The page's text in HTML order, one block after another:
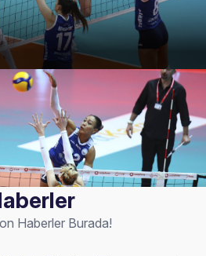
Haberler Burada!